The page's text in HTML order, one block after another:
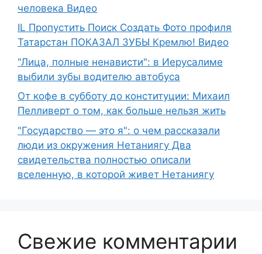
человека Видео
IL Пропустить Поиск Создать Фото профиля
Татарстан ПОКАЗАЛ ЗУБЫ Кремлю! Видео
"Лица, полные ненависти": в Иерусалиме
выбили зубы водителю автобуса
От кофе в субботу до конституции: Михаил
Пелливерт о том, как больше нельзя жить
"Государство — это я": о чем рассказали
люди из окружения Нетаниягу Два
свидетельства полностью описали
вселенную, в которой живет Нетаниягу
Свежие комментарии